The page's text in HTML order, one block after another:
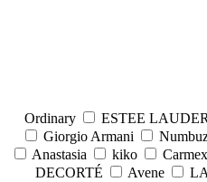
Ordinary
ESTEE LAUDER
Giorgio Armani
Anastasia
kiko Carmex
DECORTÉ
Avene